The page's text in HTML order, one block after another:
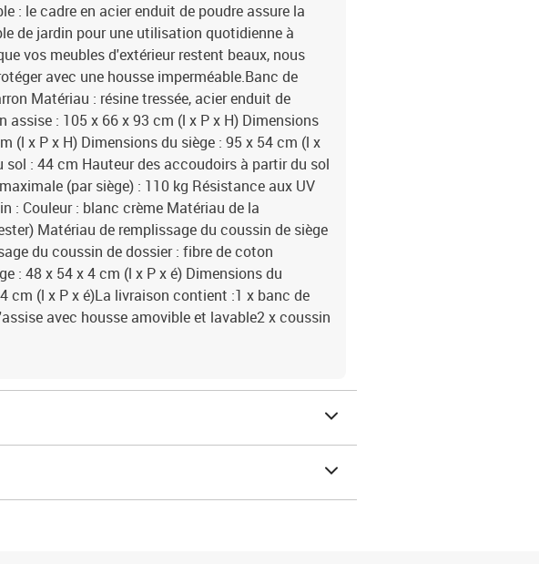
: le cadre en acier enduit de poudre assure la
de jardin pour une utilisation quotidienne à
vos meubles d'extérieur restent beaux, nous
avec une housse imperméable.Banc de
Matériau : résine tressée, acier enduit de
assise : 105 x 66 x 93 cm (l x P x H) Dimensions
(l x P x H) Dimensions du siège : 95 x 54 cm (l x
sol : 44 cm Hauteur des accoudoirs à partir du sol
(par siège) : 110 kg Résistance aux UV
: Couleur : blanc crème Matériau de la
Matériau de remplissage du coussin de siège
du coussin de dossier : fibre de coton
: 48 x 54 x 4 cm (l x P x é) Dimensions du
cm (l x P x é)La livraison contient :1 x banc de
avec housse amovible et lavable2 x coussin